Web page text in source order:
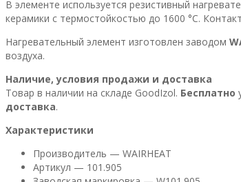
В элементе используется резистивный
керамики с термостойкостью до 1600 °C.
Нагревательный элемент изготовлен заводом
воздуха.
Наличие, условия продажи и доставка
Товар в наличии на складе GoodIzol. Бесплатно
доставка.
Характеристики
Производитель — WAIRHEAT
Артикул — 101.905